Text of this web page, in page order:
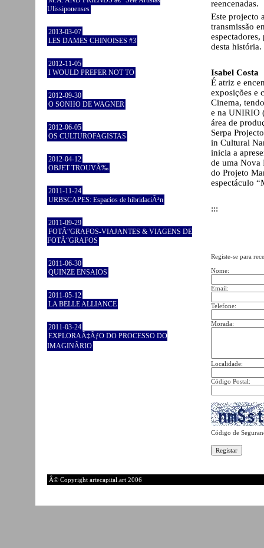
Ulissiponenses
2013-03-07
LES DAMES CHINOISES #3
2012-11-05
I WOULD PREFER NOT TO
2012-09-30
O SONHO DE WAGNER
2012-06-05
OS CULTUROFAGISTAS
2012-04-12
OBJET TROUVÃ‰
2011-11-24
URBSCAPES: Espacios de hibridaciÃ³n
2011-09-29
FOTÃ“GRAFOS-VIAJANTES & VIAGENS DE
FOTÃ“GRAFOS
2011-06-30
QUINZE ENSAIOS
2011-05-12
LA BELLE ALLIANCE
2011-03-24
EXPLORAÃ‡ÃƒO DO PROCESSO DO
IMAGINÃRIO
reencenadas.
Este projecto
transmissão
desta história.
Isabel Costa
É atriz e
exposições e
Cinema,
e na UNIRIO
área de
Serpa
in Cultural
inicia a
de uma Nova
do Projeto
espectáculo
:::
Registe-se para
Nome:
Email:
Telefone:
Morada:
Localidade:
Código Postal:
Código de
Â© Copyright artecapital.art 2006